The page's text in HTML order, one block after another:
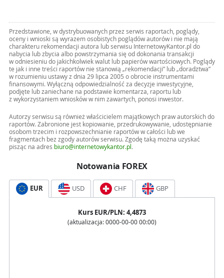
Przedstawione, w dystrybuowanych przez serwis raportach, poglądy,
oceny i wnioski są wyrazem osobistych poglądów autorów i nie mają
charakteru rekomendacji autora lub serwisu InternetowyKantor.pl do
nabycia lub zbycia albo powstrzymania się od dokonania transakcji
w odniesieniu do jakichkolwiek walut lub papierów wartościowych. Poglądy
te jak i inne treści raportów nie stanowią „rekomendacji” lub „doradztwa”
w rozumieniu ustawy z dnia 29 lipca 2005 o obrocie instrumentami
finansowymi. Wyłączną odpowiedzialność za decyzje inwestycyjne,
podjęte lub zaniechane na podstawie komentarza, raportu lub
z wykorzystaniem wniosków w nim zawartych, ponosi inwestor.
Autorzy serwisu są również właścicielem majątkowych praw autorskich do
raportów. Zabronione jest kopiowanie, przedrukowywanie, udostępnianie
osobom trzecim i rozpowszechnianie raportów w całości lub we
fragmentach bez zgody autorów serwisu. Zgodę taką można uzyskać
pisząc na adres biuro@internetowykantor.pl .
Notowania FOREX
EUR USD CHF GBP
Kurs EUR/PLN: 4,4873
(aktualizacja: 0000-00-00 00:00)